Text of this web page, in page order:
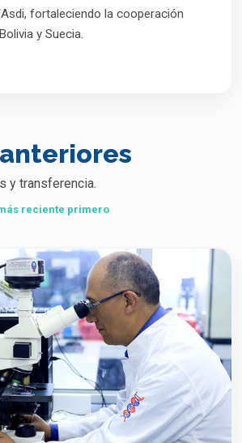
fortaleciendo la cooperación
y Suecia.
y transferencia.
reciente primero